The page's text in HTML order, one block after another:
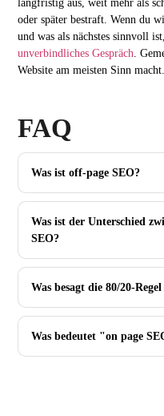
oder später bestraft. Wenn du
und was als nächstes sinnvoll
unverbindliches Gespräch .
Website am meisten Sinn macht.
FAQ
Was ist off-page SEO?
Was ist der Unterschied
SEO?
Was besagt die 80/20-
Was bedeutet "on page